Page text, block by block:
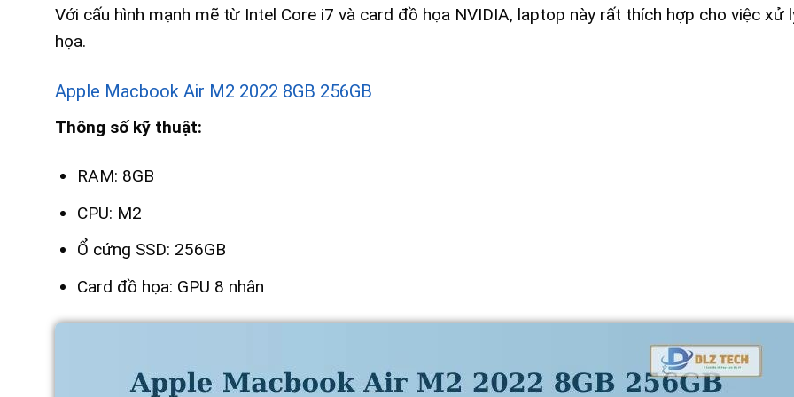
Với cấu hình mạnh mẽ từ Intel Core i7 và card đồ họa NVIDIA, laptop này rất thích hợp cho việc xử
họa.
Apple Macbook Air M2 2022 8GB 256GB
Thông số kỹ thuật:
RAM: 8GB
CPU: M2
Ổ cứng SSD: 256GB
Card đồ họa: GPU 8 nhân